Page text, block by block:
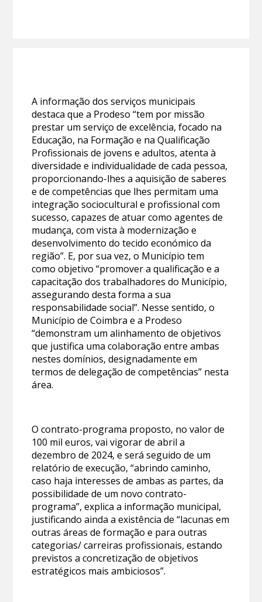
A informação dos serviços municipais
destaca que a Prodeso “tem por missão
prestar um serviço de excelência, focado na
Educação, na Formação e na Qualificação
Profissionais de jovens e adultos, atenta à
diversidade e individualidade de cada pessoa,
proporcionando-lhes a aquisição de saberes
e de competências que lhes permitam uma
integração sociocultural e profissional com
sucesso, capazes de atuar como agentes de
mudança, com vista à modernização e
desenvolvimento do tecido económico da
região”. E, por sua vez, o Município tem
como objetivo “promover a qualificação e a
capacitação dos trabalhadores do Município,
assegurando desta forma a sua
responsabilidade social”. Nesse sentido, o
Município de Coimbra e a Prodeso
“demonstram um alinhamento de objetivos
que justifica uma colaboração entre ambas
nestes domínios, designadamente em
termos de delegação de competências” nesta
área.
O contrato-programa proposto, no valor de
100 mil euros, vai vigorar de abril a
dezembro de 2024, e será seguido de um
relatório de execução, “abrindo caminho,
caso haja interesses de ambas as partes, da
possibilidade de um novo contrato-
programa”, explica a informação municipal,
justificando ainda a existência de “lacunas em
outras áreas de formação e para outras
categorias/ carreiras profissionais, estando
previstos a concretização de objetivos
estratégicos mais ambiciosos”.